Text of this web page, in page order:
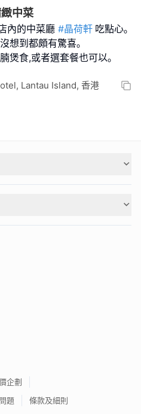
中菜
內的中菜廳 #晶荷軒 吃點心｡
想到都頗有驚喜｡
煲食,或者選套餐也可以｡
Lantau Island, 香港
企劃
題 條款及細則